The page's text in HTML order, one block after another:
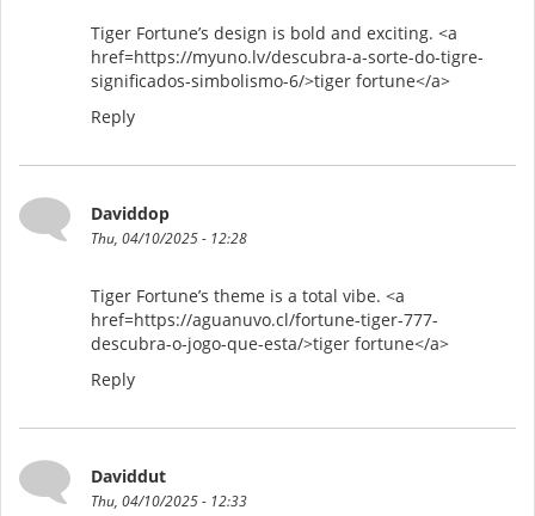
Tiger Fortune’s design is bold and exciting. <a
href=https://myuno.lv/descubra-a-sorte-do-tigre-
significados-simbolismo-6/>tiger fortune</a>
Reply
Daviddop
Thu, 04/10/2025 - 12:28
Tiger Fortune’s theme is a total vibe. <a
href=https://aguanuvo.cl/fortune-tiger-777-
descubra-o-jogo-que-esta/>tiger fortune</a>
Reply
Daviddut
Thu, 04/10/2025 - 12:33